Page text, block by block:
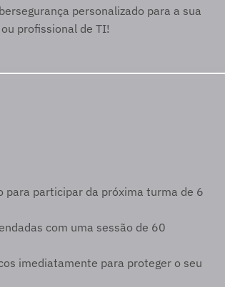
personalizado para a sua
profissional de TI!
para participar da próxima turma de 6
com uma sessão de 60
imediatamente para proteger o seu